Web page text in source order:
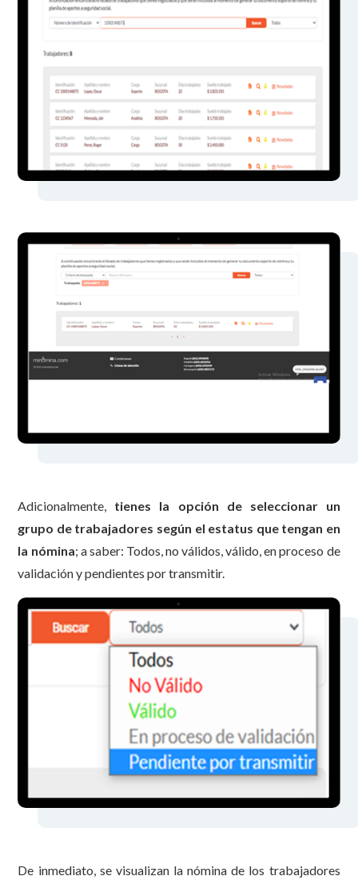
Adicionalmente, tienes la opción de seleccionar un
grupo de trabajadores según el estatus que tengan en
la nómina; a saber: Todos, no válidos, válido, en proceso de
validación y pendientes por transmitir.
De inmediato, se visualizan la nómina de los trabajadores